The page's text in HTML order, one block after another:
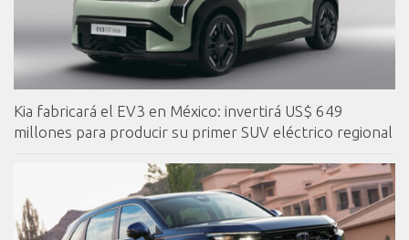
Kia fabricará el EV3 en México: invertirá US$ 649
millones para producir su primer SUV eléctrico regional